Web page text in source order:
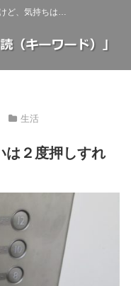
ど、気持ちは…
生活
は２度押しすれ